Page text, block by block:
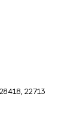
22713